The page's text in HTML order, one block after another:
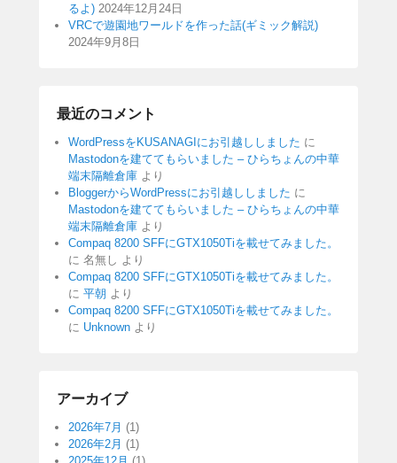
るよ) 2024年12月24日
VRCで遊園地ワールドを作った話(ギミック解説)
2024年9月8日
最近のコメント
WordPressをKUSANAGIにお引越ししました に
Mastodonを建ててもらいました – ひらちょんの中華
端末隔離倉庫 より
BloggerからWordPressにお引越ししました に
Mastodonを建ててもらいました – ひらちょんの中華
端末隔離倉庫 より
Compaq 8200 SFFにGTX1050Tiを載せてみました。
に 名無し より
Compaq 8200 SFFにGTX1050Tiを載せてみました。
に 平朝 より
Compaq 8200 SFFにGTX1050Tiを載せてみました。
に Unknown より
アーカイブ
2026年7月 (1)
2026年2月 (1)